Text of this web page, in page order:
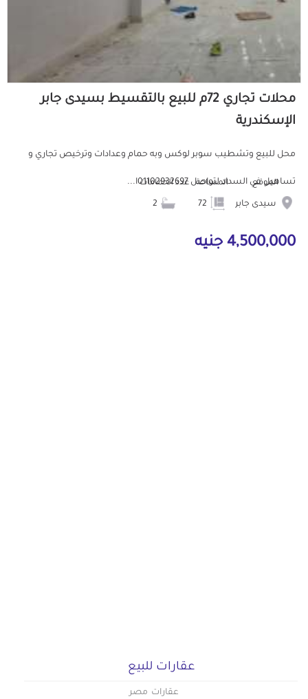
محلات تجاري 72م للبيع بالتقسيط بسيدى جابر
الإسكندرية
محل للبيع وتشطيب سوبر لوكس وبه حمام وعدادات وترخيص تجاري و
تساهيل في السداد لتواصل 01102932697ا...
الموقع
سيدى جابر
المساحة عدد الحمامات
4,500,000 جنيه
عقارات للبيع
عقارات مصر